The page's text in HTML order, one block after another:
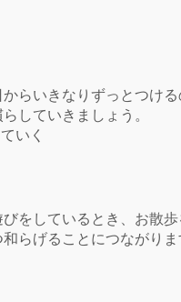
らいきなりずっとつけ
していきましょう。
いく
をしているとき、お散
らげることにつながりま